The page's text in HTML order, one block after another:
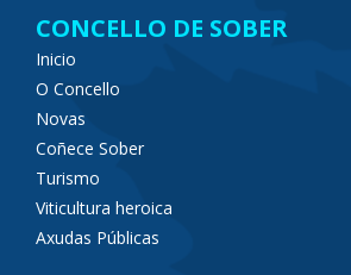
CONCELLO DE SOBER
Inicio
O Concello
Novas
Coñece Sober
Turismo
Viticultura heroica
Axudas Públicas